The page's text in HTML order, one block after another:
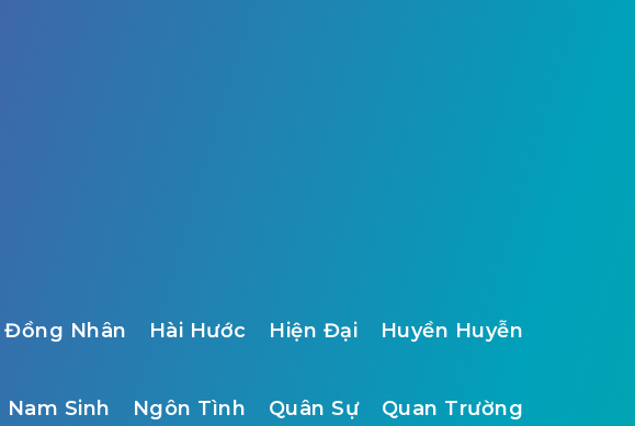
Đồng Nhân Hài Hước Hiện Đại Huyền Huyễn
Nam Sinh Ngôn Tình Quân Sự Quan Trường